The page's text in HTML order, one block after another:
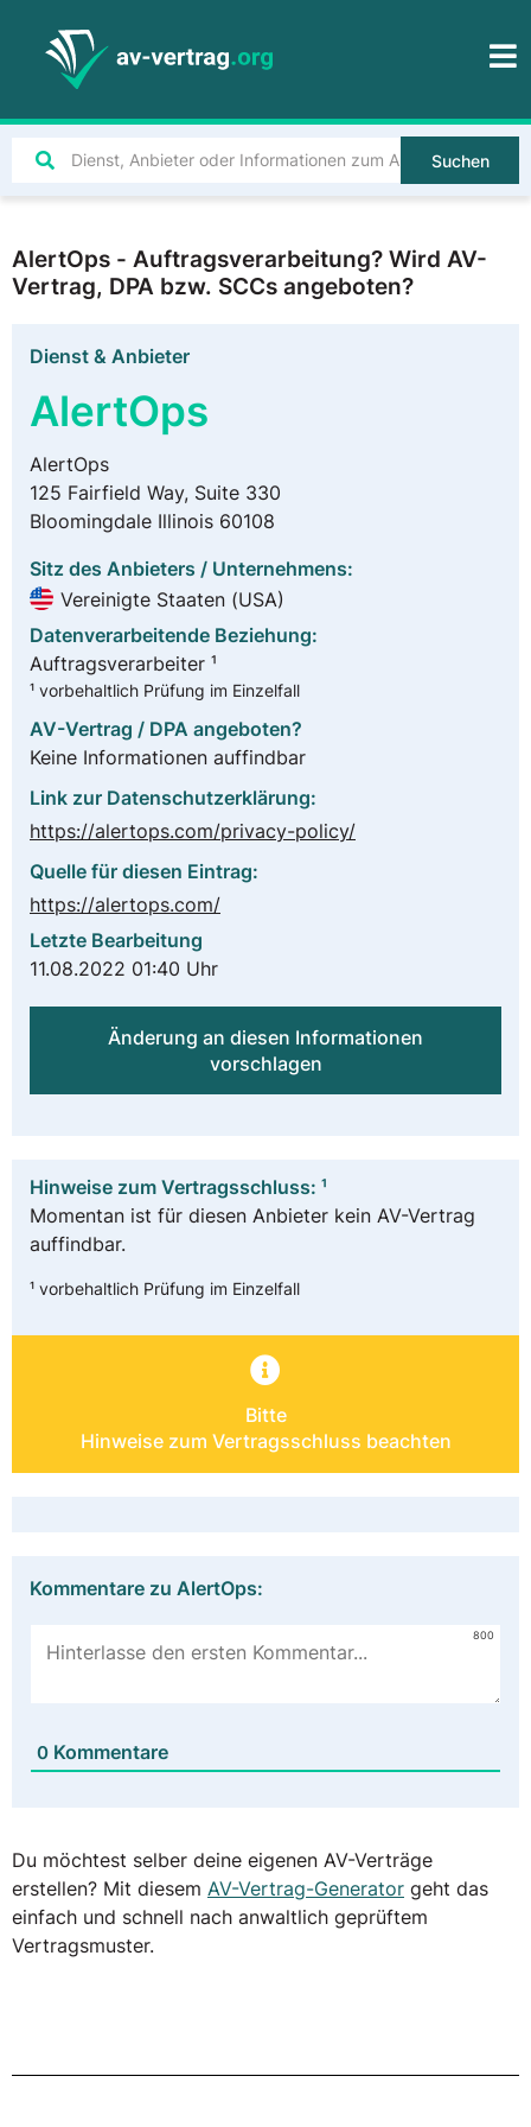
Suchen
AlertOps - Auftragsverarbeitung? Wird AV-
Vertrag, DPA bzw. SCCs angeboten?
Dienst & Anbieter
AlertOps
AlertOps
125 Fairfield Way, Suite 330
Bloomingdale Illinois 60108
Sitz des Anbieters / Unternehmens:
Vereinigte Staaten (USA)
Datenverarbeitende Beziehung:
Auftragsverarbeiter ¹
¹ vorbehaltlich Prüfung im Einzelfall
AV-Vertrag / DPA angeboten?
Keine Informationen auffindbar
Link zur Datenschutzerklärung:
https://alertops.com/privacy-policy/
Quelle für diesen Eintrag:
https://alertops.com/
Letzte Bearbeitung
11.08.2022 01:40 Uhr
Änderung an diesen Informationen
vorschlagen
Hinweise zum Vertragsschluss: ¹
Momentan ist für diesen Anbieter kein AV-Vertrag
auffindbar.
¹ vorbehaltlich Prüfung im Einzelfall
Bitte
Hinweise zum Vertragsschluss beachten
Kommentare zu AlertOps:
800
0 Kommentare
Du möchtest selber deine eigenen AV-Verträge
erstellen? Mit diesem AV-Vertrag-Generator geht das
einfach und schnell nach anwaltlich geprüftem
Vertragsmuster.